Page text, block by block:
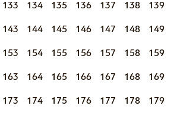
133 134 135 136 137 138 139
143 144 145 146 147 148 149
153 154 155 156 157 158 159
163 164 165 166 167 168 169
173 174 175 176 177 178 179